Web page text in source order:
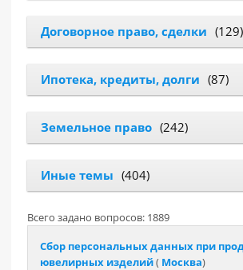
Договорное право, сделки (129)
Ипотека, кредиты, долги (87)
Земельное право (242)
Иные темы (404)
Всего задано вопросов: 1889
Сбор персональных данных при
ювелирных изделий( Москва)